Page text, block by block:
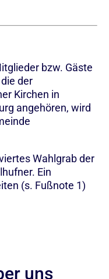
bzw. Gäste
der
Kirchen in
angehören, wird
Wahlgrab der
Ein
(s. Fußnote 1)
uns